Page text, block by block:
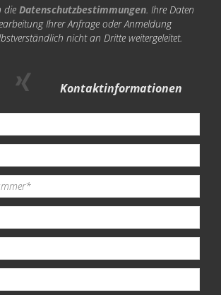
die Datenschutzbestimmungen. Ihre Daten
Ihrer Anfrage oder Anmeldung
nicht an Dritte weitergeleitet.
Kontaktinformationen